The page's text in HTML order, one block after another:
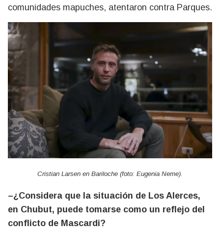
comunidades mapuches, atentaron contra Parques.
Cristian Larsen en Bariloche (foto: Eugenia Neme).
–¿Considera que la situación de Los Alerces,
en Chubut, puede tomarse como un reflejo del
conflicto de Mascardi?